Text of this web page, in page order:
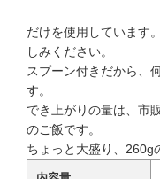
だけを使用しています
しみください。
スプーン付きだから、
す。
でき上がりの量は、市
のご飯です。
ちょっと大盛り、260g